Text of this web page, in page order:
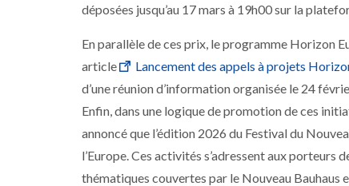
déposées jusqu’au 17 mars à 19h00 sur la
En parallèle de ces prix, le programme Horizon
article
Lancement des appels à projets
d’une réunion d’information organisée le 24
Enfin, dans une logique de promotion de ces
annoncé que l’édition 2026 du Festival du
l’Europe. Ces activités s’adressent aux
thématiques couvertes par le Nouveau Bauhaus